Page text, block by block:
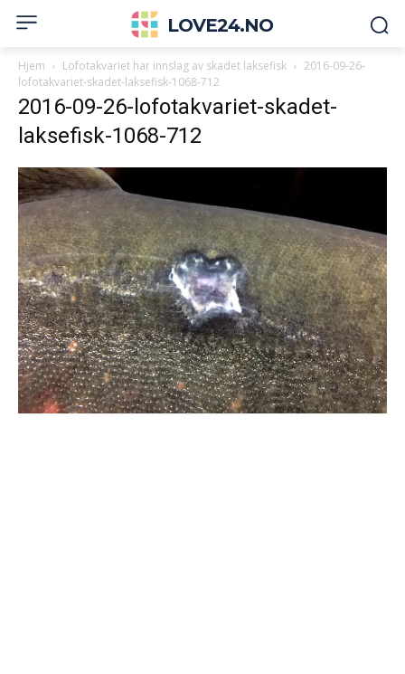
LOVE24.NO
Hjem Lofotakvariet har innslag av skadet laksefisk
2016-09-26-
lofotakvariet-skadet-laksefisk-1068-712
2016-09-26-lofotakvariet-skadet-
laksefisk-1068-712